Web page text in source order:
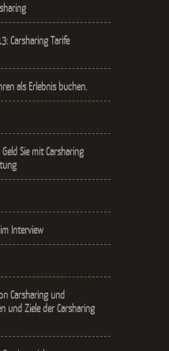
Carsharing Tarife
als Erlebnis buchen.
Sie mit Carsharing
Interview
Carsharing und
und Ziele der Carsharing